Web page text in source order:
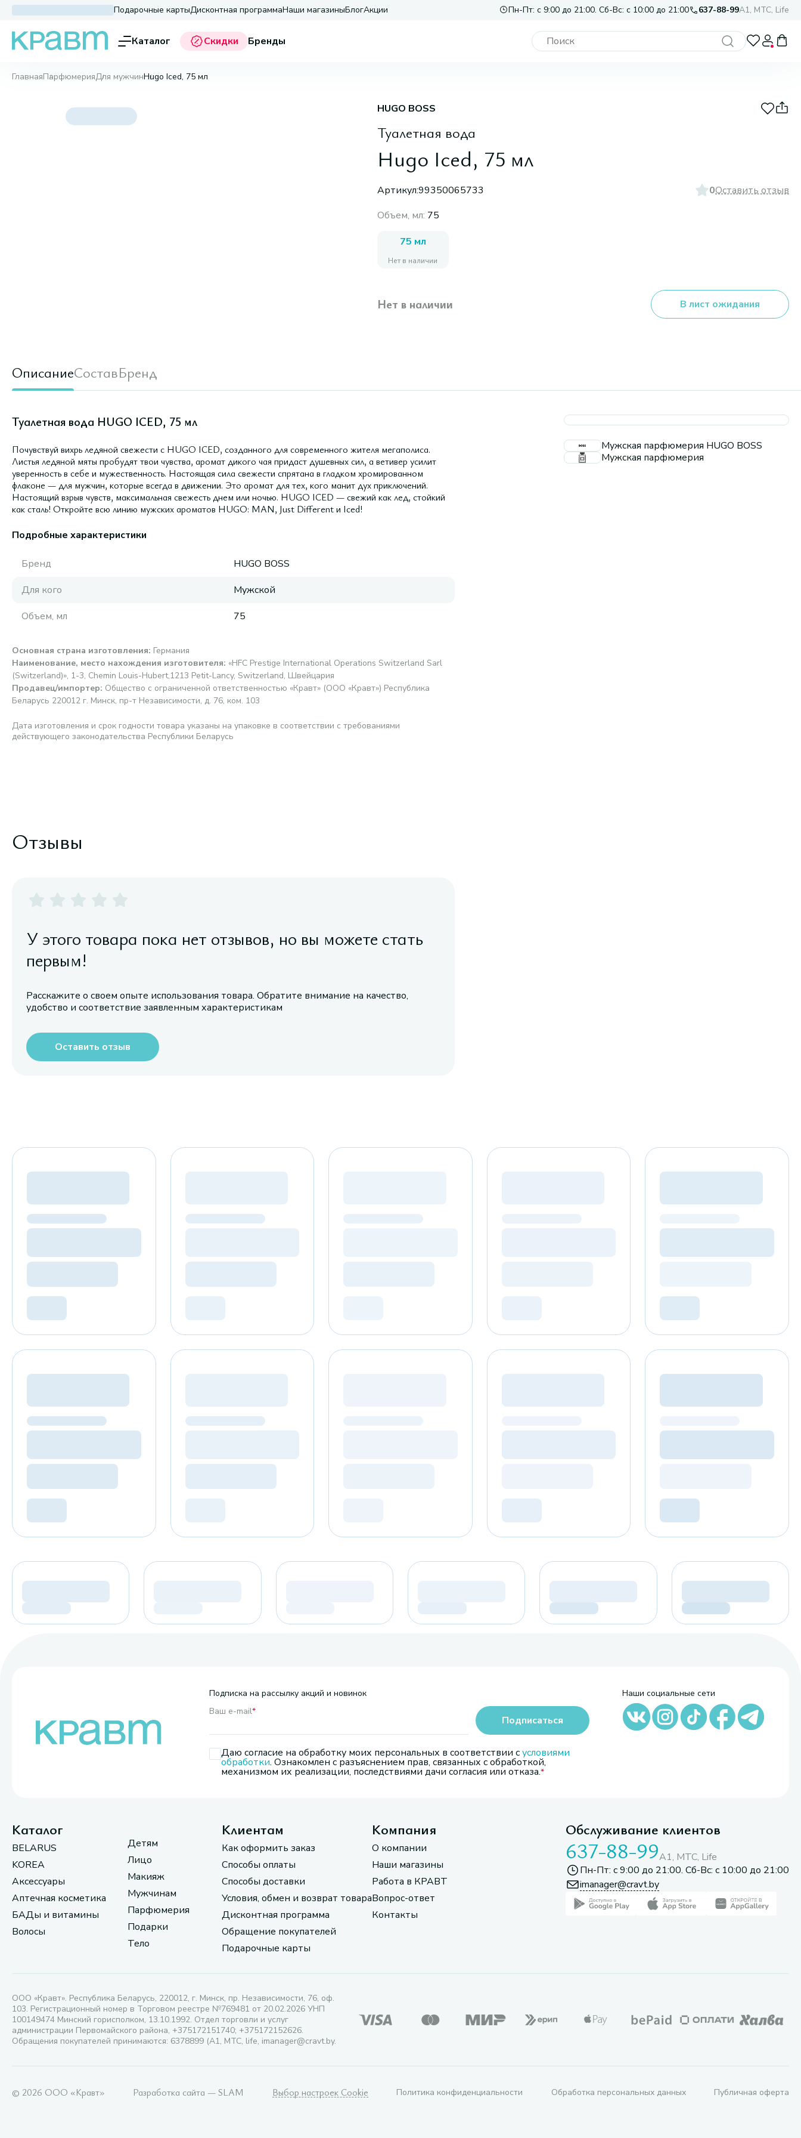
Подарочные картыДисконтная программаНаши магазиныБлогАкции Пн-Пт: с 9:00 до 21:00. Сб-Вс: с 10:00 до 21:00 637-88-99A1, МТС, Life
Каталог Скидки Бренды
ГлавнаяПарфюмерияДля мужчинHugo Iced, 75 мл
HUGO BOSS
Туалетная вода
Hugo Iced, 75 мл
Артикул:99350065733 0Оставить отзыв
Объем, мл: 75
75 мл
Нет в наличии
Нет в наличии В лист ожидания
ОписаниеСоставБренд
Туалетная вода HUGO ICED, 75 мл
Почувствуй вихрь ледяной свежести с HUGO ICED, созданного для современного жителя мегаполиса.
Листья ледяной мяты пробудят твои чувства, аромат дикого чая придаст душевных сил, а ветивер усилит
уверенность в себе и мужественность. Настоящая сила свежести спрятана в гладком хромированном
флаконе — для мужчин, которые всегда в движении. Это аромат для тех, кого манит дух приключений.
Настоящий взрыв чувств, максимальная свежесть днем или ночью. HUGO ICED — свежий как лед, стойкий
как сталь! Откройте всю линию мужских ароматов HUGO: MAN, Just Different и Iced!
Подробные характеристики
Бренд
HUGO BOSS
Для кого
Мужской
Объем, мл
75
Основная страна изготовления: Германия
Наименование, место нахождения изготовителя: «HFC Prestige International Operations Switzerland Sarl
(Switzerland)», 1-3, Chemin Louis-Hubert,1213 Petit-Lancy, Switzerland, Швейцария
Продавец/импортер: Общество с ограниченной ответственностью «Кравт» (ООО «Кравт») Республика
Беларусь 220012 г. Минск, пр-т Независимости, д. 76, ком. 103
Дата изготовления и срок годности товара указаны на упаковке в соответствии с требованиями
действующего законодательства Республики Беларусь
Мужская парфюмерия HUGO BOSS
Мужская парфюмерия
Отзывы
У этого товара пока нет отзывов, но вы можете стать
первым!
Расскажите о своем опыте использования товара. Обратите внимание на качество,
удобство и соответствие заявленным характеристикам
Оставить отзыв
Подписка на рассылку акций и новинок
Ваш e-mail*
Даю согласие на обработку моих персональных в соответствии сусловиями
обработки. Ознакомлен с разъяснением прав, связанных с обработкой,
механизмом их реализации, последствиями дачи согласия или отказа.
Подписаться
Наши социальные сети
Каталог
BELARUS
KOREA
Аксессуары
Аптечная косметика
БАДы и витамины
Волосы
Детям
Лицо
Макияж
Мужчинам
Парфюмерия
Подарки
Тело
Клиентам
Как оформить заказ
Способы оплаты
Способы доставки
Условия, обмен и возврат товара
Дисконтная программа
Обращение покупателей
Подарочные карты
Компания
О компании
Наши магазины
Работа в КРАВТ
Вопрос-ответ
Контакты
Обслуживание клиентов
637-88-99A1, МТС, Life
Пн-Пт: с 9:00 до 21:00. Сб-Вс: с 10:00 до 21:00
imanager@cravt.by
ООО «Кравт». Республика Беларусь, 220012, г. Минск, пр. Независимости, 76, оф.
103. Регистрационный номер в Торговом реестре №769481 от 20.02.2026 УНП
100149474 Минский горисполком, 13.10.1992. Отдел торговли и услуг
администрации Первомайского района, +375172151740; +375172152626.
Обращения покупателей принимаются: 6378899 (А1, МТС, life, imanager@cravt.by.
© 2026 ООО «Кравт» Разработка сайта — SLAM Выбор настроек Cookie Политика конфиденциальности Обработка персональных данных Публичная оферта